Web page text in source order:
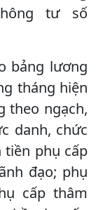
tư số
bảng lương
tháng hiện
theo ngạch,
danh, chức
tiền phụ cấp
đạo; phụ
cấp thâm